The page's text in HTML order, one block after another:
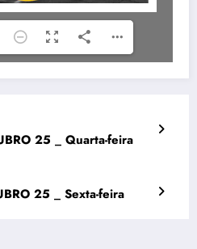
25 _ Quarta-feira
25 _ Sexta-feira